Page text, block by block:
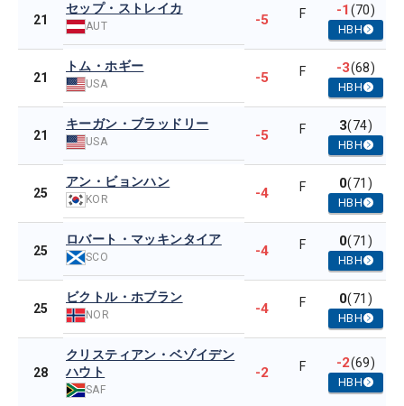
21
セップ・ストレイカ
AUT -5 F -1(70)
HBH
21
トム・ホギー
USA -5 F -3(68)
HBH
21
キーガン・ブラッドリー
USA -5 F 3(74)
HBH
25
アン・ビョンハン
KOR -4 F 0(71)
HBH
25
ロバート・マッキンタイア
SCO -4 F 0(71)
HBH
25
ビクトル・ホブラン
NOR -4 F 0(71)
HBH
28
クリスティアン・ベゾイデン
ハウト
SAF
-2 F -2(69)
HBH